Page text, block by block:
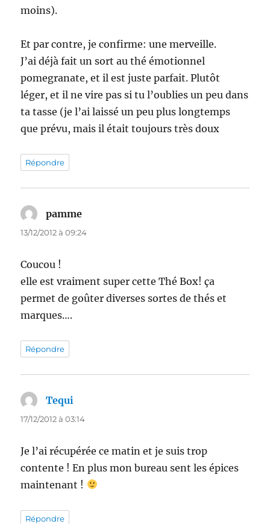
moins).
Et par contre, je confirme: une merveille.
J’ai déjà fait un sort au thé émotionnel
pomegranate, et il est juste parfait. Plutôt
léger, et il ne vire pas si tu l’oublies un peu dans
ta tasse (je l’ai laissé un peu plus longtemps
que prévu, mais il était toujours très doux
Répondre
pamme
13/12/2012 à 09:24
Coucou !
elle est vraiment super cette Thé Box! ça
permet de goûter diverses sortes de thés et
marques….
Répondre
Tequi
17/12/2012 à 03:14
Je l’ai récupérée ce matin et je suis trop
contente ! En plus mon bureau sent les épices
maintenant !
Répondre